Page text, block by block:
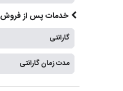
خدمات پس از فروش
گارانتی
مدت زمان گارانتی